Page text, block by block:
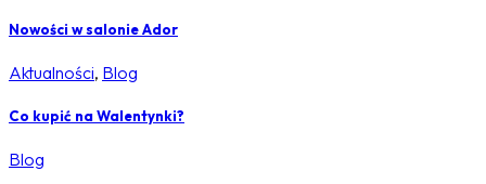
Nowości w salonie Ador
Aktualności, Blog
Co kupić na Walentynki?
Blog